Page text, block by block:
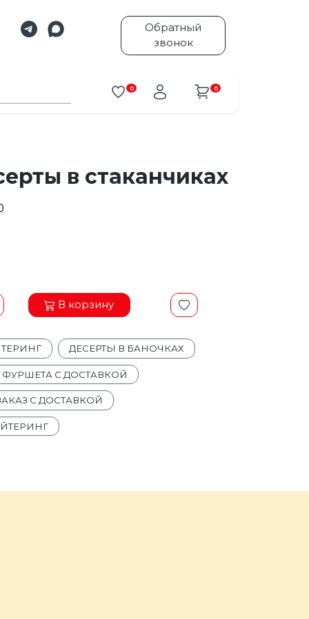
Обратный
звонок
0 0
в стаканчиках
В корзину
ДЕСЕРТЫ В БАНОЧКАХ
ФУРШЕТА С ДОСТАВКОЙ
С ДОСТАВКОЙ